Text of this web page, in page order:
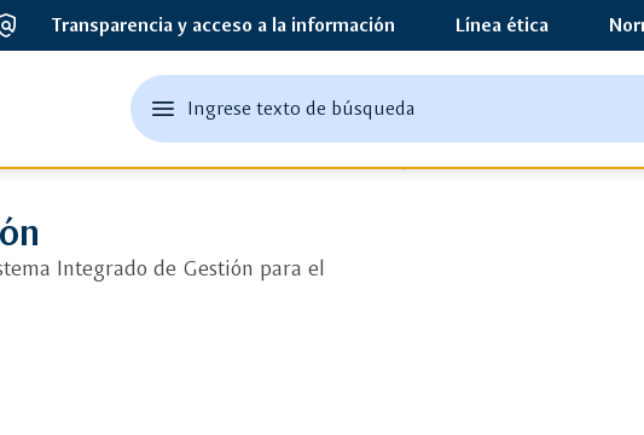
Transparencia y acceso a la información Línea ética
menu
abrir
Ingrese texto de búsqueda
edit
Ingrese
clave
Integrado de Gestión para el